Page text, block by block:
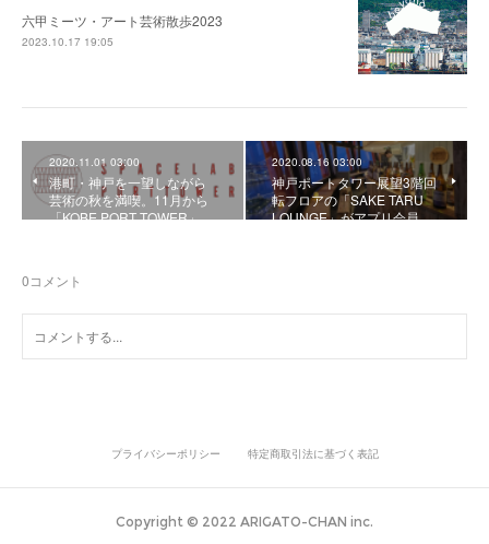
六甲ミーツ・アート芸術散歩2023
2023.10.17 19:05
2020.11.01 03:00
港町・神戸を一望しながら
芸術の秋を満喫。11月から
「KOBE PORT TOWER」…
2020.08.16 03:00
神戸ポートタワー展望3階回
転フロアの「SAKE TARU
LOUNGE」がアプリ会員…
0コメント
プライバシーポリシー 特定商取引法に基づく表記
Copyright © 2022 ARIGATO-CHAN inc.